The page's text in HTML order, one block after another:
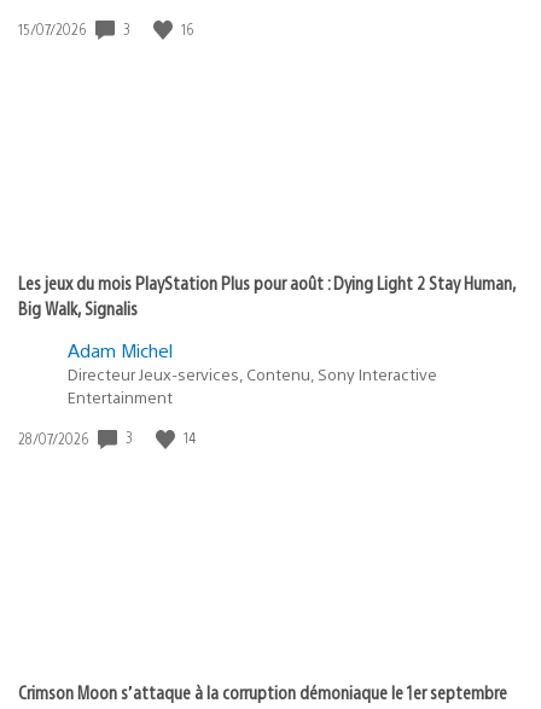
Date
15/07/2026 3 16
Les jeux du mois PlayStation Plus pour août : Dying Light 2 Stay Human,
Big Walk, Signalis
Adam Michel
Directeur Jeux-services, Contenu, Sony Interactive
Entertainment
Date
28/07/2026 3 14
Crimson Moon s’attaque à la corruption démoniaque le 1er septembre